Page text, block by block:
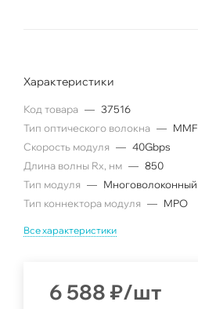
Характеристики
Код товара — 37516
Тип оптического волокна — MMF
Скорость модуля — 40Gbps
Длина волны Rx, нм — 850
Тип модуля — Многоволоконный
Тип коннектора модуля — MPO
Все характеристики
6 588 ₽/шт